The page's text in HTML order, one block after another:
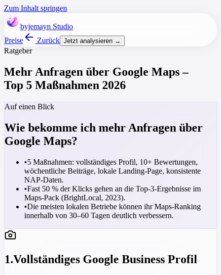
Zum Inhalt springen
byjemayn Studio
Preise
Zurück Jetzt analysieren →
Ratgeber
Mehr Anfragen über Google Maps –
Top 5 Maßnahmen 2026
Auf einen Blick
Wie bekomme ich mehr Anfragen über
Google Maps?
•5 Maßnahmen: vollständiges Profil, 10+ Bewertungen,
wöchentliche Beiträge, lokale Landing-Page, konsistente
NAP-Daten.
•Fast 50 % der Klicks gehen an die Top-3-Ergebnisse im
Maps-Pack (BrightLocal, 2023).
•Die meisten lokalen Betriebe können ihr Maps-Ranking
innerhalb von 30–60 Tagen deutlich verbessern.
1.Vollständiges Google Business Profil